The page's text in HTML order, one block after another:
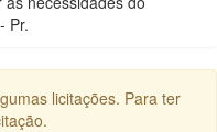
Pr.
licitações. Para ter